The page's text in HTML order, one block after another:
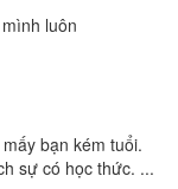
luôn
bạn kém tuổi.
sự có học thức. ...